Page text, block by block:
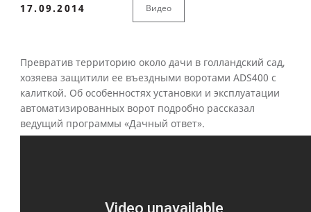
17.09.2014 Видео
Превратив территорию около дачи в голландский сад,
хозяева защитили ее въездными воротами ADS400 с
калиткой. Об особенностях установки и эксплуатации
автоматизированных ворот подробно рассказал
ведущий программы «Дачный ответ».